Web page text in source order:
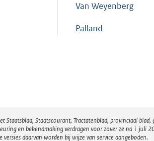
Van Weyenberg
Palland
Staatsblad, Staatscourant, Tractatenblad, provinciaal
en bekendmaking verdragen voor zover ze na 1
daarvan worden bij wijze van service aangeboden.